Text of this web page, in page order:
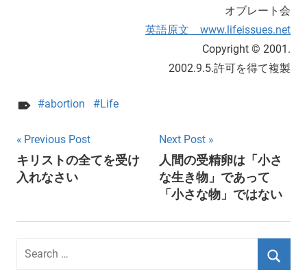
オブレート会
英語原文 www.lifeissues.net
Copyright © 2001.
2002.9.5.許可を得て複製
abortion Life
Post
navigation
Previous Post
キリストの全てを受け
入れなさい
Next Post
人間の受精卵は「小さ
な生き物」であって
「小さな物」ではない